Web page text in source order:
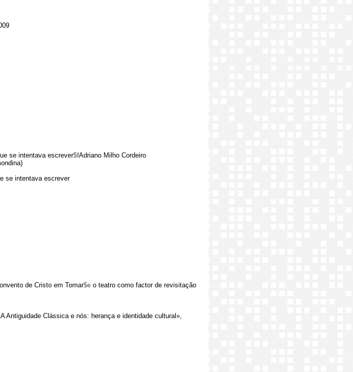
se intentava escrever$fAdriano Milho Cordeiro
se intentava escrever
de Cristo em Tomar$e o teatro como factor de revisitação
Antiguidade Clássica e nós: herança e identidade cultural»,